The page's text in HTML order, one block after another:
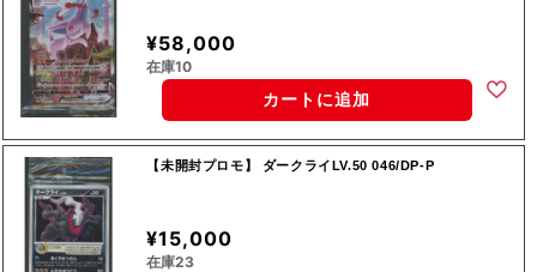
¥58,000
在庫10
カートに追加
【未開封プロモ】 ダークライLV.50 046/DP-P
¥15,000
在庫23